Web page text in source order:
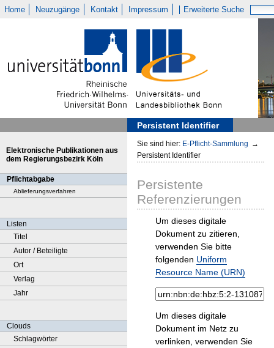
Home Neuzugänge Kontakt Impressum Erweiterte Suche
Persistent Identifier
Elektronische Publikationen aus
dem Regierungsbezirk Köln
Pflichtabgabe
Ablieferungsverfahren
Listen
Titel
Autor / Beteiligte
Ort
Verlag
Jahr
Clouds
Schlagwörter
Sie sind hier: E-Pflicht-Sammlung →
Persistent Identifier
Persistente
Referenzierungen
Um dieses digitale
Dokument zu zitieren,
verwenden Sie bitte
folgenden Uniform
Resource Name (URN)
Um dieses digitale
Dokument im Netz zu
verlinken, verwenden Sie